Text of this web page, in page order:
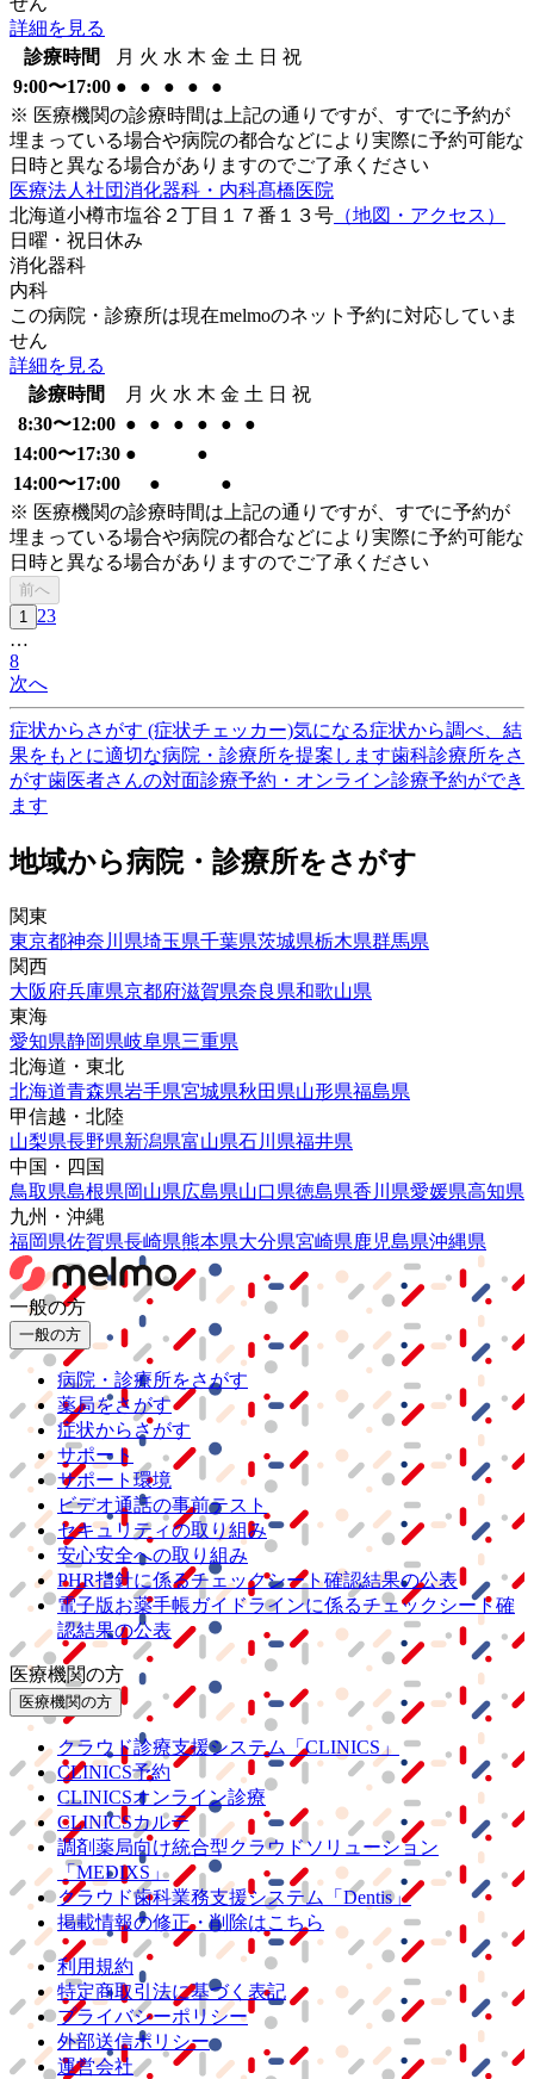
詳細を見る
診療時間
月 火 水 木 金 土 日 祝
9:00〜17:00 ● ● ● ●
●
※ 医療機関の診療時間は上記の通りですが、すでに予約が
埋まっている場合や病院の都合などにより実際に予約可能な
日時と異なる場合がありますのでご了承ください
医療法人社団消化器科・内科髙橋医院
北海道小樽市塩谷２丁目１７番１３号 （地図・アクセス）
日曜・祝日 休み
消化器科
内科
この病院・診療所は現在melmoのネット予約に対応していま
せん
詳細を見る
診療時間
月 火 水 木 金 土 日 祝
8:30〜12:00 ● ● ● ● ●
●
14:00〜17:30 ●
●
14:00〜17:00
●
●
※ 医療機関の診療時間は上記の通りですが、すでに予約が
埋まっている場合や病院の都合などにより実際に予約可能な
日時と異なる場合がありますのでご了承ください
前へ
1
23
…
8
次へ
症状からさがす (症状チェッカー)気になる症状から調べ、結
果をもとに適切な病院・診療所を提案します歯科診療所をさ
がす歯医者さんの対面診療予約・オンライン診療予約ができ
ます
地域から病院・診療所をさがす
関東
東京都神奈川県埼玉県千葉県茨城県栃木県群馬県
関西
大阪府兵庫県京都府滋賀県奈良県和歌山県
東海
愛知県静岡県岐阜県三重県
北海道・東北
北海道青森県岩手県宮城県秋田県山形県福島県
甲信越・北陸
山梨県長野県新潟県富山県石川県福井県
中国・四国
鳥取県島根県岡山県広島県山口県徳島県香川県愛媛県高知県
九州・沖縄
福岡県佐賀県長崎県熊本県大分県宮崎県鹿児島県沖縄県
一般の方
一般の方
病院・診療所をさがす
薬局をさがす
症状からさがす
サポート
サポート環境
ビデオ通話の事前テスト
セキュリティの取り組み
安心安全への取り組み
PHR指針に係るチェックシート確認結果の公表
電子版お薬手帳ガイドラインに係るチェックシート確
認結果の公表
医療機関の方
医療機関の方
クラウド診療支援システム
「CLINICS」
CLINICS予約
CLINICSオンライン診療
CLINICSカルテ
調剤薬局向け統合型クラウドソリューション
「MEDIXS」
クラウド歯科業務支援システム
「Dentis」
掲載情報の修正・削除はこちら
利用規約
特定商取引法に基づく表記
プライバシーポリシー
外部送信ポリシー
運営会社